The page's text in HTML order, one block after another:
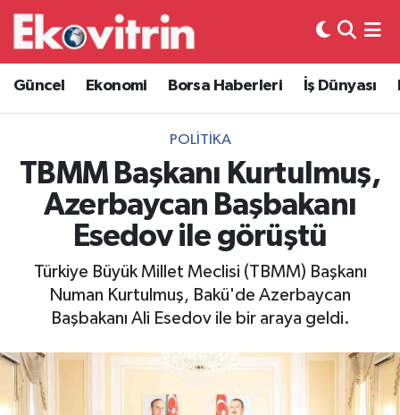
Güncel Ekonomi Borsa Haberleri İş Dünyası
POLITIKA
TBMM Başkanı Kurtulmuş,
Azerbaycan Başbakanı
Esedov ile görüştü
Türkiye Büyük Millet Meclisi (TBMM) Başkanı
Numan Kurtulmuş, Bakü'de Azerbaycan
Başbakanı Ali Esedov ile bir araya geldi.
Güncel
Ekonomi
Borsa Haberleri
İş Dünyası
Lojistik
Otovitrin
Hava Durumu
Trafik Durumu
Süper Lig Puan Durumu ve Fikstür
Tüm Manşetler
Son Dakika Haberleri
Haber Arşivi